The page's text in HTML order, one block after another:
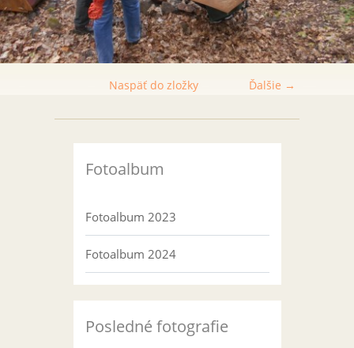
Ďalšie →
Naspäť do zložky
Fotoalbum
Fotoalbum 2023
Fotoalbum 2024
Posledné fotografie